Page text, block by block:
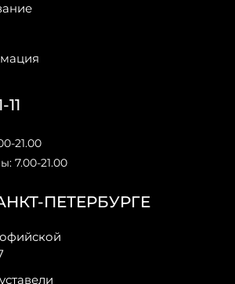
ПЕТЕРБУРГЕ
11
21.00
7.00-21.00